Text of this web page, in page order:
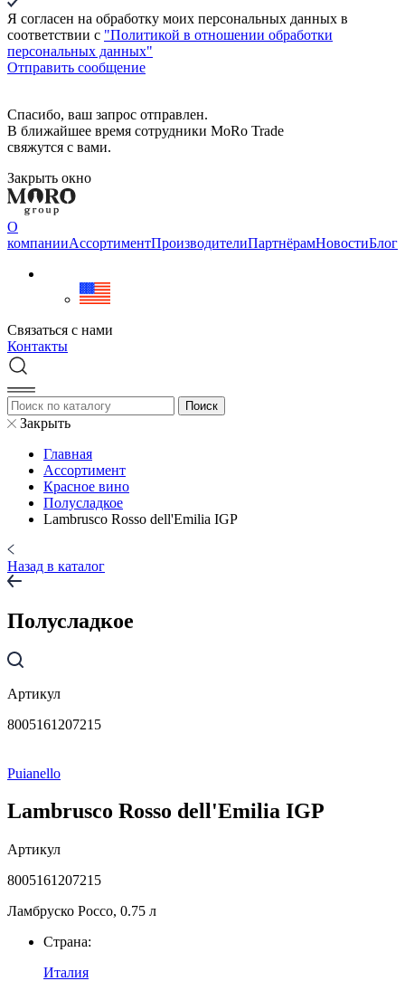
Я согласен на обработку моих персональных данных в
соответствии c "Политикой в отношении обработки
персональных данных"
Отправить сообщение
Спасибо, ваш запрос отправлен.
В ближайшее время сотрудники MoRo Trade
свяжутся с вами.
Закрыть окно
О
компанииAссортиментПроизводителиПартнёрамНовостиБлог
Связаться с нами
Контакты
Закрыть
Главная
Aссортимент
Красное вино
Полусладкое
Lambrusco Rosso dell'Emilia IGP
Назад в каталог
Полусладкое
Артикул
8005161207215
Puianello
Lambrusco Rosso dell'Emilia IGP
Артикул
8005161207215
Ламбруско Россо, 0.75 л
Страна:
Италия